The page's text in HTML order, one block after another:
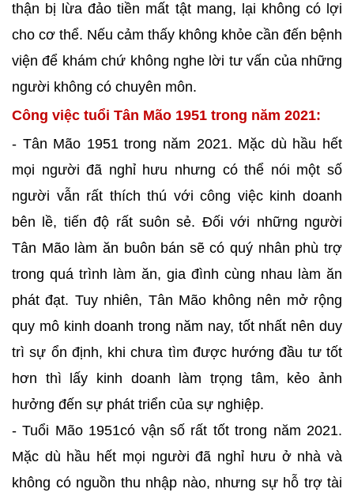
thận bị lừa đảo tiền mất tật mang, lại không có lợi
cho cơ thể. Nếu cảm thấy không khỏe cần đến bệnh
viện để khám chứ không nghe lời tư vấn của những
người không có chuyên môn.
Công việc tuổi Tân Mão 1951 trong năm 2021:
- Tân Mão 1951 trong năm 2021. Mặc dù hầu hết
mọi người đã nghỉ hưu nhưng có thể nói một số
người vẫn rất thích thú với công việc kinh doanh
bên lề, tiến độ rất suôn sẻ. Đối với những người
Tân Mão làm ăn buôn bán sẽ có quý nhân phù trợ
trong quá trình làm ăn, gia đình cùng nhau làm ăn
phát đạt. Tuy nhiên, Tân Mão không nên mở rộng
quy mô kinh doanh trong năm nay, tốt nhất nên duy
trì sự ổn định, khi chưa tìm được hướng đầu tư tốt
hơn thì lấy kinh doanh làm trọng tâm, kẻo ảnh
hưởng đến sự phát triển của sự nghiệp.
- Tuổi Mão 1951có vận số rất tốt trong năm 2021.
Mặc dù hầu hết mọi người đã nghỉ hưu ở nhà và
không có nguồn thu nhập nào, nhưng sự hỗ trợ tài